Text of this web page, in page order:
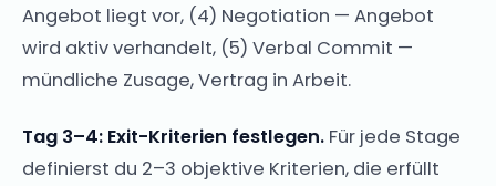
Angebot liegt vor, (4) Negotiation — Angebot
wird aktiv verhandelt, (5) Verbal Commit —
mündliche Zusage, Vertrag in Arbeit.
Tag 3–4: Exit-Kriterien festlegen. Für jede Stage
definierst du 2–3 objektive Kriterien, die erfüllt